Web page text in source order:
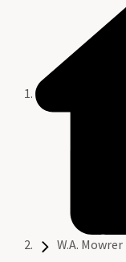
W.A. Mowrer